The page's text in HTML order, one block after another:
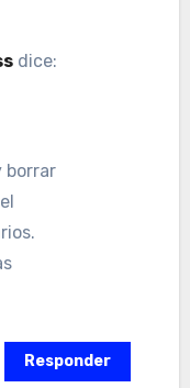
dice:
borrar
Responder